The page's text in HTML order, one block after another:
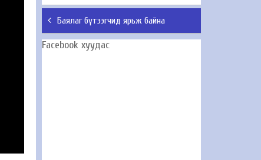
Баялаг бүтээгчид ярьж байна
Facebook хуудас